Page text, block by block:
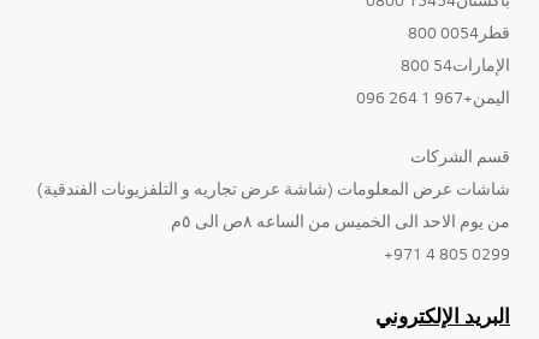
قطر0054 800
الإمارات54 800
اليمن+967 1 264 096
قسم الشركات
شاشات عرض المعلومات (شاشة عرض تجاريه و التلفزيونات الفندقية)
من يوم الاحد الى الخميس من الساعه ٨ص الى ٥م
0299 805 4 971+
البريد الإلكتروني